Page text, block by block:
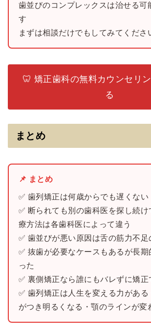
歯並びのコンプレックスは治せる可
す
まずは相談だけでもしてみてくださ
🦷 矯正歯科の無料カウンセリ
る
まとめ
📌 まとめ
✅ 歯列矯正は何歳からでも遅くない
✅ 断られても別の歯科医を探し続
療方法は各歯科医によって違う
✅ 歯並びが悪い原因は舌の筋力不足
✅ 抜歯が必要なケースもあるが長
った
✅ 裏側矯正なら誰にもバレずに矯正
✅ 歯列矯正は人生を変える力があ
がつき明るくなる・顎のラインが変